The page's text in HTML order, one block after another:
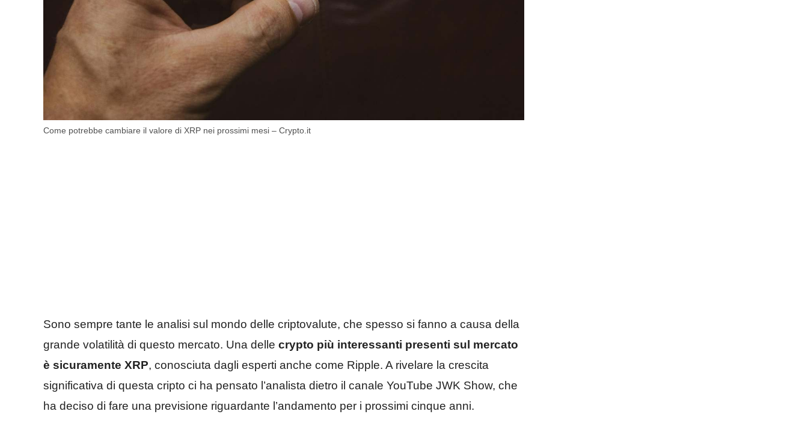
Come potrebbe cambiare il valore di XRP nei prossimi mesi – Crypto.it
Sono sempre tante le analisi sul mondo delle criptovalute, che spesso si fanno a causa della
grande volatilità di questo mercato. Una delle crypto più interessanti presenti sul mercato
è sicuramente XRP, conosciuta dagli esperti anche come Ripple. A rivelare la crescita
significativa di questa cripto ci ha pensato l’analista dietro il canale YouTube JWK Show, che
ha deciso di fare una previsione riguardante l’andamento per i prossimi cinque anni.